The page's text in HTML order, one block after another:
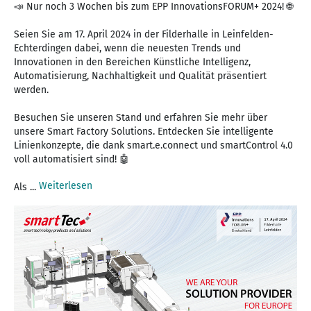
📣 Nur noch 3 Wochen bis zum EPP InnovationsFORUM+ 2024! 🌐
Seien Sie am 17. April 2024 in der Filderhalle in Leinfelden-
Echterdingen dabei, wenn die neuesten Trends und
Innovationen in den Bereichen Künstliche Intelligenz,
Automatisierung, Nachhaltigkeit und Qualität präsentiert
werden.
Besuchen Sie unseren Stand und erfahren Sie mehr über
unsere Smart Factory Solutions. Entdecken Sie intelligente
Linienkonzepte, die dank smart.e.connect und smartControl 4.0
voll automatisiert sind! 🤖
Als ... Weiterlesen